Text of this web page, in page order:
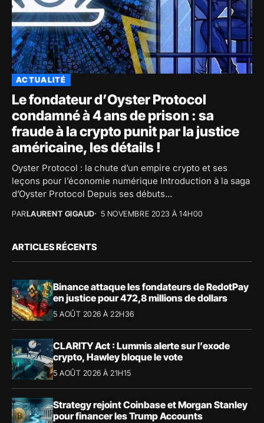
ACTUALITÉ
Le fondateur d’Oyster Protocol
condamné à 4 ans de prison : sa
fraude à la crypto punit par la justice
américaine, les détails !
Oyster Protocol : la chute d’un empire crypto et ses
leçons pour l’économie numérique Introduction à la saga
d’Oyster Protocol Depuis ses débuts...
PARLAURENT GIGAUD 5 NOVEMBRE 2023 À 14H00
ARTICLES RÉCENTS
Binance attaque les fondateurs de RedotPay
en justice pour 472,8 millions de dollars
5 AOÛT 2026 À 22H36
CLARITY Act : Lummis alerte sur l’exode
crypto, Hawley bloque le vote
5 AOÛT 2026 À 21H15
Strategy rejoint Coinbase et Morgan Stanley
pour financer les Trump Accounts